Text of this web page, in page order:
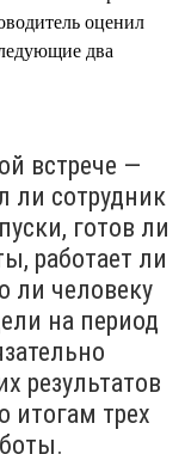
оценил
два
встрече —
ли сотрудник
готов ли
работает ли
ли человеку
на период
результатов
итогам трех